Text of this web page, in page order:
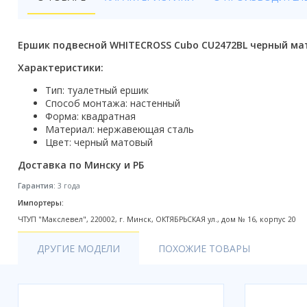
Кухонные мойки
Трапы
Радиаторы отопления
Котлы отопления
Сифоны и донные клапаны
Люки
Ершик подвесной WHITECROSS Cubo CU2472BL черный
Характеристики:
Тип: туалетный ершик
Способ монтажа: настенный
Форма: квадратная
Материал: нержавеющая сталь
Цвет: черный матовый
Доставка по Минску и РБ
Гарантия: 3 года
Импортеры:
ЧТУП "Макслевел", 220002, г. Минск, ОКТЯБРЬСКАЯ ул., дом № 16, корпус 20
ДРУГИЕ МОДЕЛИ ПОХОЖИЕ ТОВАРЫ